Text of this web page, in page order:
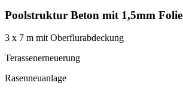
Poolstruktur Beton mit 1,5mm Folie
3 x 7 m mit Oberflurabdeckung
Terassenerneuerung
Rasenneuanlage